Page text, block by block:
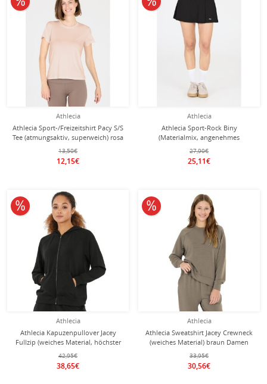
Athlecia
Athlecia Sport-/Freizeitshirt Pacy S/S
Tee (atmungsaktiv, superweich) rosa
Damen
13,50€
12,15€
Athlecia
Athlecia Sport-Rock Biny
(Materialmix, angenehmes
Tragegefühl) schwarz Damen
27,90€
25,11€
Athlecia
Athlecia Kapuzenpullover Jacey
Fullzip (weiches Material, höchster
Tragekomfort) schwarz Damen
42,95€
38,65€
10% reduziert
Athlecia
Athlecia Sweatshirt Jacey Crewneck
(weiches Material) braun Damen
33,95€
30,56€
10% reduziert